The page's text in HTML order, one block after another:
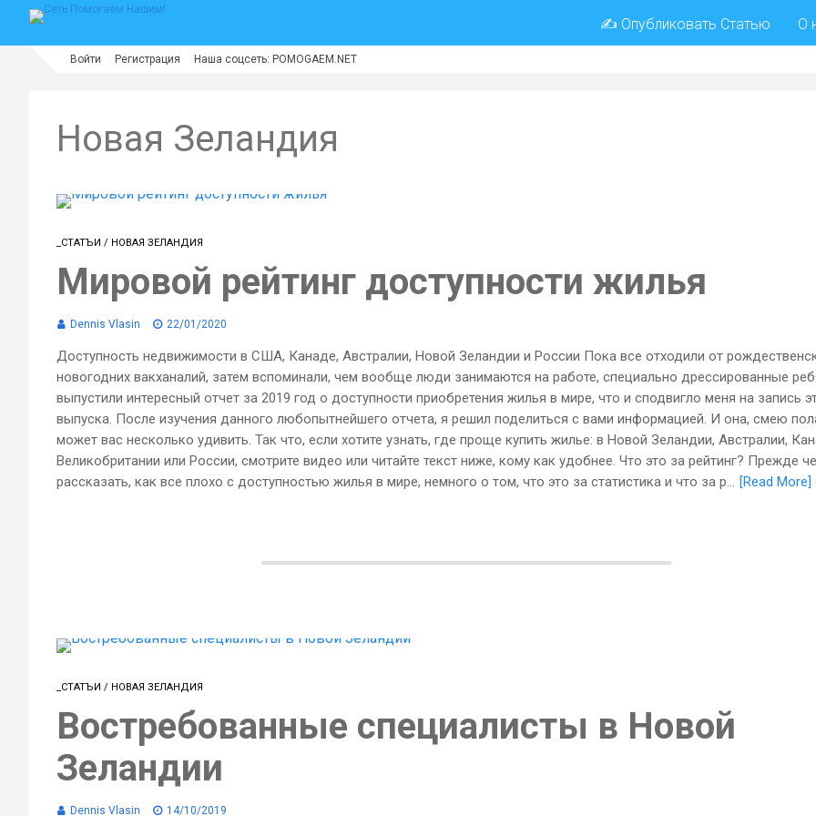
✍ Опубликовать Статью О
Войти Регистрация Наша соцсеть: POMOGAEM.NET
Новая Зеландия
_СТАТЪИ / НОВАЯ ЗЕЛАНДИЯ
Мировой рейтинг доступности жилья
Dennis Vlasin 22/01/2020
​Доступность недвижимости в США, Канаде, Австралии, Новой Зеландии и России Пока все отходили от
новогодних вакханалий, затем вспоминали, чем вообще люди занимаются на работе, специально дрессированные
выпустили интересный отчет за 2019 год о доступности приобретения жилья в мире, что и сподвигло меня на запись
выпуска. После изучения данного любопытнейшего отчета, я решил поделиться с вами информацией. И она, смею
может вас несколько удивить. Так что, если хотите узнать, где проще купить жилье: в Новой Зеландии, Австралии,
Великобритании или России, смотрите видео или читайте текст ниже, кому как удобнее. Что это за рейтинг? Прежде
рассказать, как все плохо с доступностью жилья в мире, немного о том, что это за статистика и что за р... [Read More]
_СТАТЪИ / НОВАЯ ЗЕЛАНДИЯ
Востребованные специалисты в Новой
Зеландии
Dennis Vlasin 14/10/2019